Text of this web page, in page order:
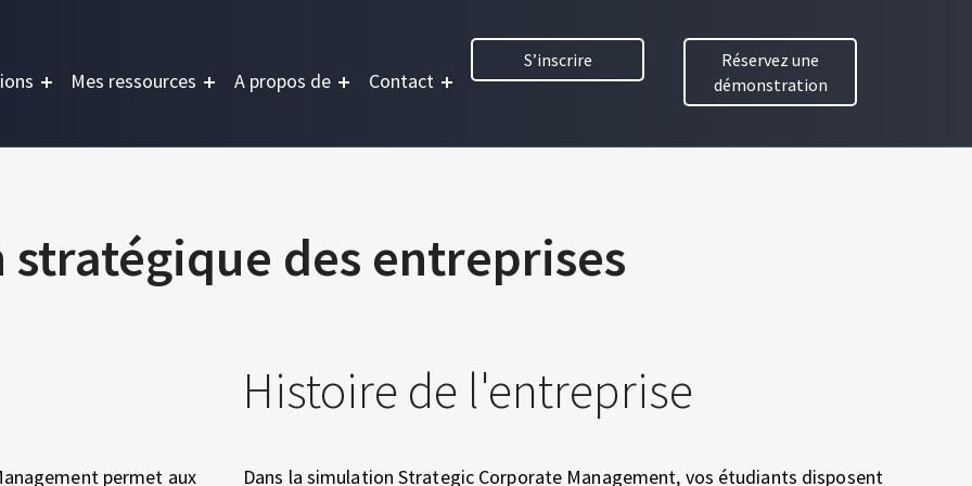
Mes ressources A propos de Contact
S’inscrire
Réservez une
démonstration
stratégique des entreprises
permet aux
Histoire de l'entreprise
Dans la simulation Strategic Corporate Management, vos étudiants disposent